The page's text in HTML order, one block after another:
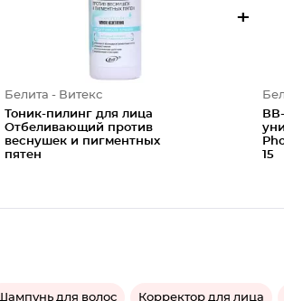
Белита - Витекс
Тоник-пилинг для лица
Отбеливающий против
веснушек и пигментных
пятен
+
15
Шампунь для волос Корректор для лица